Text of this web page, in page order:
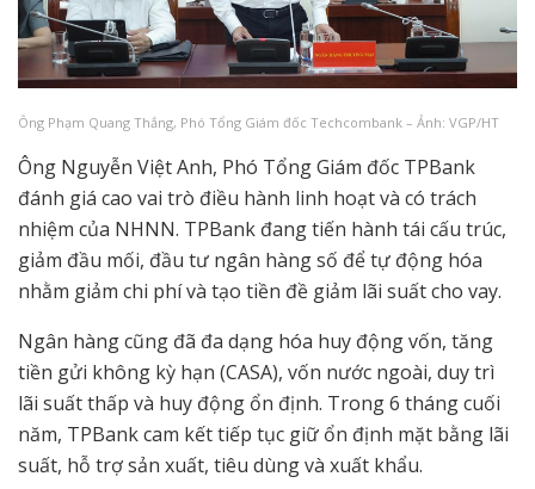
Ông Phạm Quang Thắng, Phó Tổng Giám đốc Techcombank – Ảnh: VGP/HT
Ông Nguyễn Việt Anh, Phó Tổng Giám đốc TPBank
đánh giá cao vai trò điều hành linh hoạt và có trách
nhiệm của NHNN. TPBank đang tiến hành tái cấu trúc,
giảm đầu mối, đầu tư ngân hàng số để tự động hóa
nhằm giảm chi phí và tạo tiền đề giảm lãi suất cho vay.
Ngân hàng cũng đã đa dạng hóa huy động vốn, tăng
tiền gửi không kỳ hạn (CASA), vốn nước ngoài, duy trì
lãi suất thấp và huy động ổn định. Trong 6 tháng cuối
năm, TPBank cam kết tiếp tục giữ ổn định mặt bằng lãi
suất, hỗ trợ sản xuất, tiêu dùng và xuất khẩu.